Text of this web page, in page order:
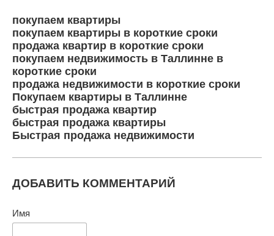
покупаем квартиры
покупаем квартиры в короткие сроки
продажа квартир в короткие сроки
покупаем недвижимость в Таллинне в
короткие сроки
продажа недвижимости в короткие сроки
Покупаем квартиры в Таллинне
быстрая продажа квартир
быстрая продажа квартиры
Быстрая продажа недвижимости
ДОБАВИТЬ КОММЕНТАРИЙ
Имя